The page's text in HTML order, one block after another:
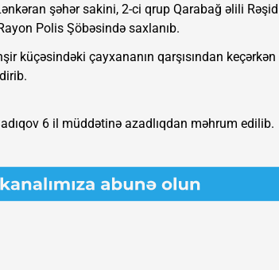
şəhər sakini, 2-ci qrup Qarabağ əlili Rəşid
Polis Şöbəsində saxlanıb.
küçəsindəki çayxananın qarşısından
6 il müddətinə azadlıqdan məhrum edilib.